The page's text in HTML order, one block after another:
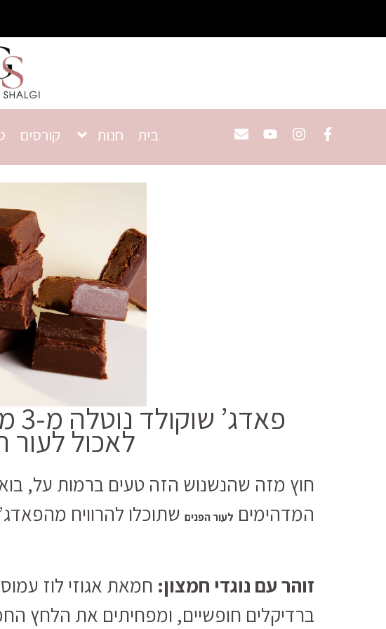
בית חנות קורסים
לאכול לעור
חוץ מזה שהנשנוש הזה טעים ברמות על,
המדהימים לעור הפנים שתוכלו להרוויח
זוהר עם נוגדי חמצון: חמאת אגוזי לוז
ברדיקלים חופשיים, ומפחיתים את הלחץ